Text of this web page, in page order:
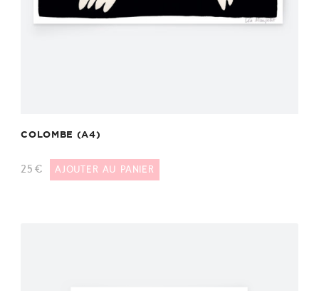
COLOMBE (A4)
25 € AJOUTER AU PANIER